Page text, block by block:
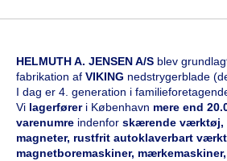
HELMUTH A. JENSEN A/S blev
fabrikation af VIKING nedstrygerblade
I dag er 4. generation i
Vi lagerfører i København mere end
varenumre indenfor skærende værktøj,
magneter, rustfrit autoklaverbart
magnetboremaskiner,